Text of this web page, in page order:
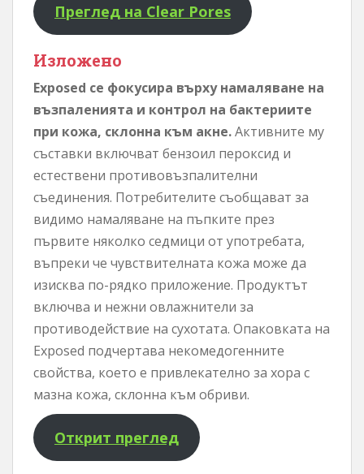
Преглед на Clear Pores
Изложено
Exposed се фокусира върху намаляване на
възпаленията и контрол на бактериите
при кожа, склонна към акне.Активните му
съставки включват бензоил пероксид и
естествени противовъзпалителни
съединения. Потребителите съобщават за
видимо намаляване на пъпките през
първите няколко седмици от употребата,
въпреки че чувствителната кожа може да
изисква по-рядко приложение. Продуктът
включва и нежни овлажнители за
противодействие на сухотата. Опаковката на
Exposed подчертава некомедогенните
свойства, което е привлекателно за хора с
мазна кожа, склонна към обриви.
Открит преглед